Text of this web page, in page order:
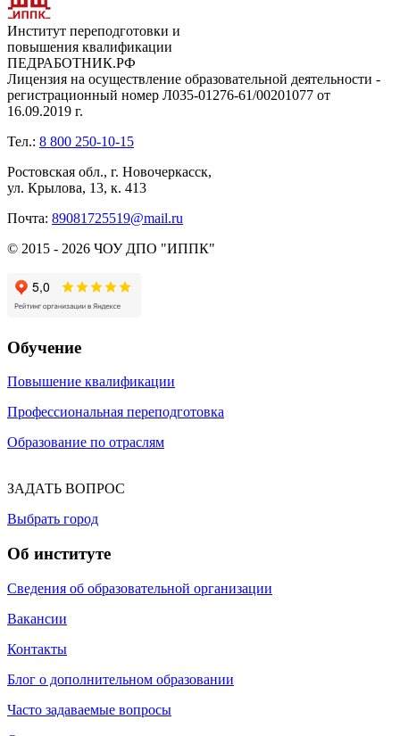
Институт переподготовки и
повышения квалификации
ПЕДРАБОТНИК.РФ
Лицензия на осуществление образовательной деятельности -
регистрационный номер Л035-01276-61/00201077 от
16.09.2019 г.
Тел.: 8 800 250-10-15
Ростовская обл., г. Новочеркасск,
ул. Крылова, 13, к. 413
Почта: 89081725519@mail.ru
© 2015 - 2026 ЧОУ ДПО "ИППК"
Обучение
Повышение квалификации
Профессиональная переподготовка
Образование по отраслям
ЗАДАТЬ ВОПРОС
Выбрать город
Об институте
Сведения об образовательной организации
Вакансии
Контакты
Блог о дополнительном образовании
Часто задаваемые вопросы